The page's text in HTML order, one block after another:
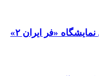
تمدید مهلت ثبت‌نام دومین نمایشگاه «فر ایران ۲»